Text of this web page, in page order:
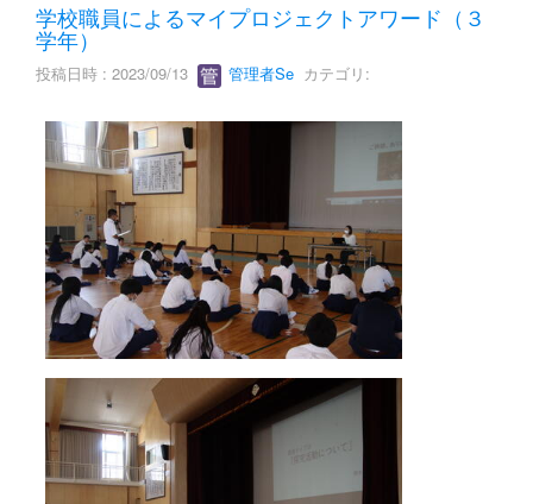
学校職員によるマイプロジェクトアワード（３
学年）
投稿日時 : 2023/09/13 管理者Se カテゴリ: